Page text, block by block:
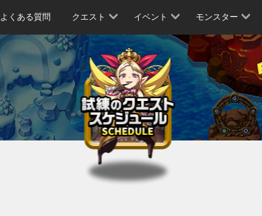
よくある質問 クエスト イベント モンスター